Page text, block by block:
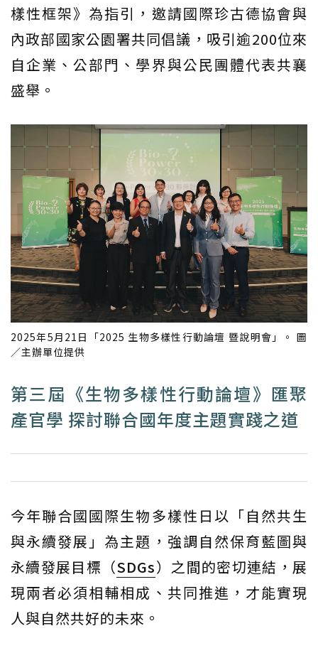
樣性框架》為指引，邀請國際珍古德協會與
內政部國家公園署共同倡議，吸引逾200位來
自企業、公部門、學界與公民團體代表共襄
盛舉。
2025年5月21日「2025 生物多樣性行動論壇 暨說明會」。 圖
／主辦單位提供
第三屆《生物多樣性行動論壇》匯聚
產官學 探討聯合國年度主題實踐之道
今年聯合國國際生物多樣性日以「自然共生
與永續發展」為主題，強調自然保育藍圖與
永續發展目標（SDGs）之間的密切連結，展
現兩者必須相輔相成、共同推進，才能實現
人與自然共好的未來。